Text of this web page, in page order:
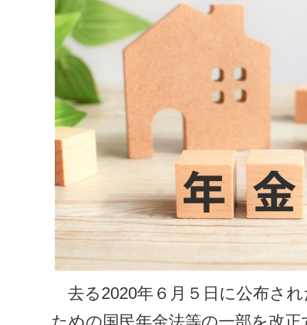
去る2020年６月５日に公布さ
ための国民年金法等の一部を改